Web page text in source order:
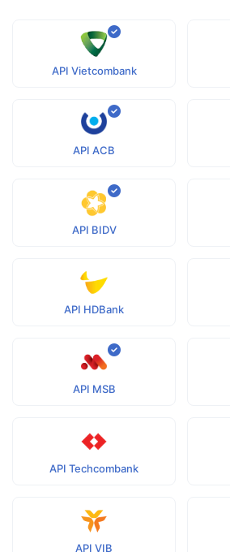
API Vietcombank
API ACB
API BIDV
API HDBank
API MSB
API Techcombank
API VIB